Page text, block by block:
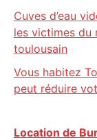
Cuves d’eau
les victimes du
toulousain
Vous habitez
peut réduire
Location de